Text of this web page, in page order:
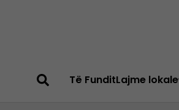
Të FunditLajme lokale